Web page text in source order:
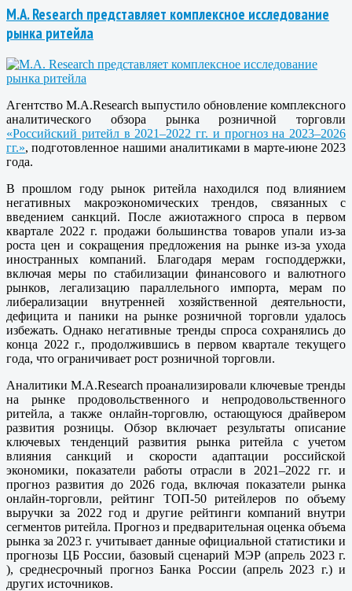
M.A. Research представляет комплексное исследование
рынка ритейла
Агентство M.A.Research выпустило обновление комплексного
аналитического обзора рынка розничной торговли
«Российский ритейл в 2021–2022 гг. и прогноз на 2023–2026
гг.», подготовленное нашими аналитиками в марте-июне 2023
года.
В прошлом году рынок ритейла находился под влиянием
негативных макроэкономических трендов, связанных с
введением санкций. После ажиотажного спроса в первом
квартале 2022 г. продажи большинства товаров упали из-за
роста цен и сокращения предложения на рынке из-за ухода
иностранных компаний. Благодаря мерам господдержки,
включая меры по стабилизации финансового и валютного
рынков, легализацию параллельного импорта, мерам по
либерализации внутренней хозяйственной деятельности,
дефицита и паники на рынке розничной торговли удалось
избежать. Однако негативные тренды спроса сохранялись до
конца 2022 г., продолжившись в первом квартале текущего
года, что ограничивает рост розничной торговли.
Аналитики M.A.Research проанализировали ключевые тренды
на рынке продовольственного и непродовольственного
ритейла, а также онлайн-торговлю, остающуюся драйвером
развития розницы. Обзор включает результаты описание
ключевых тенденций развития рынка ритейла с учетом
влияния санкций и скорости адаптации российской
экономики, показатели работы отрасли в 2021–2022 гг. и
прогноз развития до 2026 года, включая показатели рынка
онлайн-торговли, рейтинг ТОП-50 ритейлеров по объему
выручки за 2022 год и другие рейтинги компаний внутри
сегментов ритейла. Прогноз и предварительная оценка объема
рынка за 2023 г. учитывает данные официальной статистики и
прогнозы ЦБ России, базовый сценарий МЭР (апрель 2023 г.
), среднесрочный прогноз Банка России (апрель 2023 г.) и
других источников.